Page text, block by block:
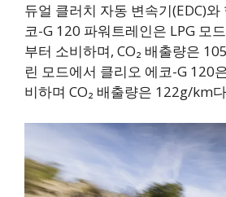
듀얼 클러치 자동 변속기(EDC)
코-G 120 파워트레인은 LPG 모
부터 소비하며, CO₂ 배출량은
린 모드에서 클리오 에코-G 120
비하며 CO₂ 배출량은 122g/km